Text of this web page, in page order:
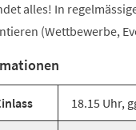
alles! In
(Wettbewerbe,
18.15 Uhr,